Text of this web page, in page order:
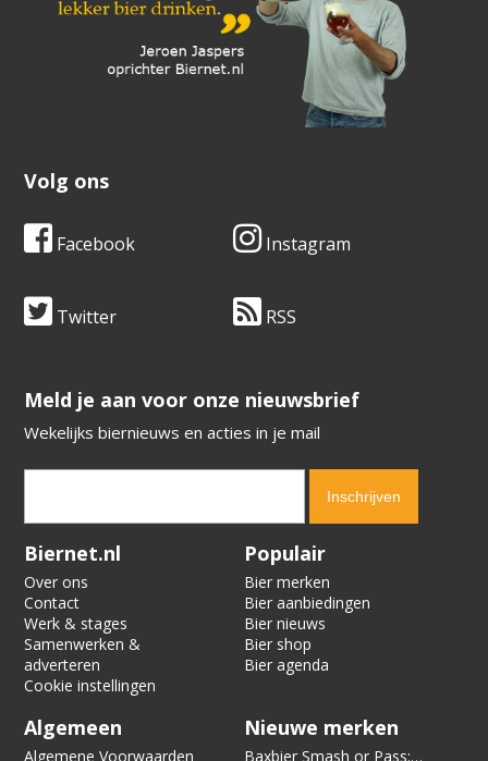
Volg ons
Facebook Instagram
Twitter RSS
​​​​​​​Meld je aan voor onze nieuwsbrief
Wekelijks biernieuws en acties in je mail
Verification code:
Biernet.nl
Over ons
Contact
Werk & stages
Samenwerken &
adverteren
Cookie instellingen
Populair
Bier merken
Bier aanbiedingen
Bier nieuws
Bier shop
Bier agenda
Algemeen
Algemene Voorwaarden
Nieuwe merken
Baxbier Smash or Pass: